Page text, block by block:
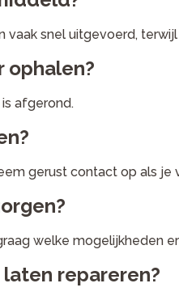
snel uitgevoerd,
ophalen?
afgerond.
gerust contact op als je
welke mogelijkheden
repareren?